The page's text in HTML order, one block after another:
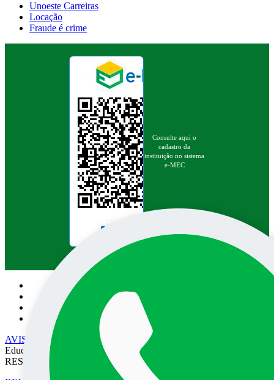
Unoeste Carreiras
Locação
Fraude é crime
Consulte aqui o
cadastro da
instituição no sistema
e-MEC
Pesquisa no site:
AVISO DE PRIVACIDADE
• EPEC - Empresa Prudentina de
Educação e Cultura SA/UNOESTE. TODOS OS DIREITOS
RESERVADOS